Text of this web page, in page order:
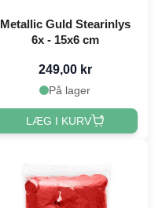
Metallic Guld Stearinlys
6x - 15x6 cm
249,00 kr
På lager
LÆG I KURV